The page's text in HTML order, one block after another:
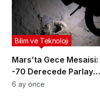
Mars’ta Gece Mesaisi:
-70 Derecede Parlayan
“Göz”
Bilim ve Teknoloji
6 ay önce